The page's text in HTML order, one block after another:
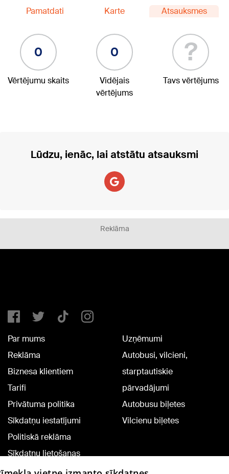
Pamatdati Karte Atsauksmes
0
Vērtējumu skaits
0
Vidējais
vērtējums
?
Tavs vērtējums
Lūdzu, ienāc, lai atstātu atsauksmi
Reklāma
Par mums
Reklāma
Biznesa klientiem
Tarifi
Privātuma politika
Sīkdatņu iestatījumi
Politiskā reklāma
Sīkdatņu lietošanas
noteikumi
Uzņēmumi
Autobusi, vilcieni,
starptautiskie
pārvadājumi
Autobusu biļetes
Vilcienu biļetes